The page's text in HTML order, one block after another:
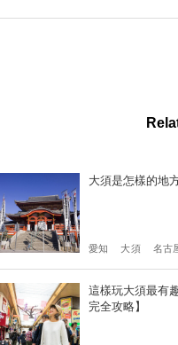
大須是怎樣的地
愛知 大須 名古
這樣玩大須最有
完全攻略】